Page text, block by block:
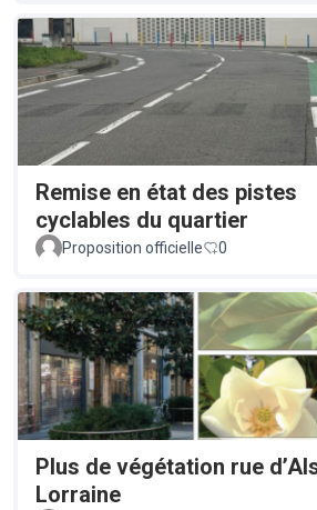
Remise en état des pistes
cyclables du quartier
Proposition officielle 0
Plus de végétation rue
Lorraine